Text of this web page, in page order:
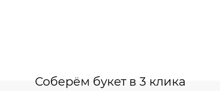
Соберём букет в 3 клика